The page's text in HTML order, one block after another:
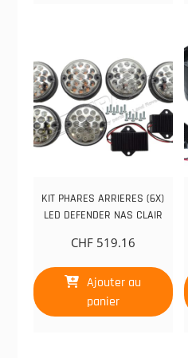
KIT PHARES ARRIERES (6X)
LED DEFENDER NAS CLAIR
CHF519.16
Ajouter au
panier